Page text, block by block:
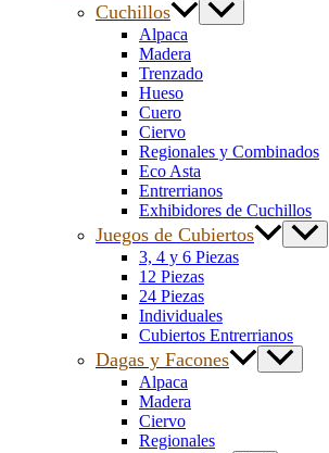
Cuchillos
Alpaca
Madera
Trenzado
Hueso
Cuero
Ciervo
Regionales y Combinados
Eco Asta
Entrerrianos
Exhibidores de Cuchillos
Juegos de Cubiertos
3, 4 y 6 Piezas
12 Piezas
24 Piezas
Individuales
Cubiertos Entrerrianos
Dagas y Facones
Alpaca
Madera
Ciervo
Regionales